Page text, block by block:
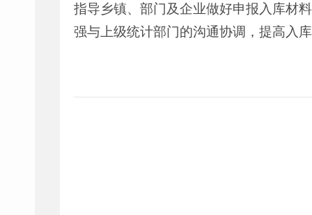
指导乡镇、部门及企业做好申报入库材
强与上级统计部门的沟通协调，提高入